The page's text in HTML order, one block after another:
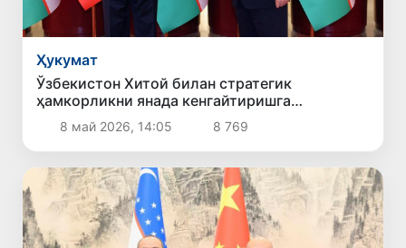
Ҳукумат
Ўзбекистон Хитой билан стратегик
ҳамкорликни янада кенгайтиришга
тайёрлигини билдирди
8 май 2026, 14:05 8 769